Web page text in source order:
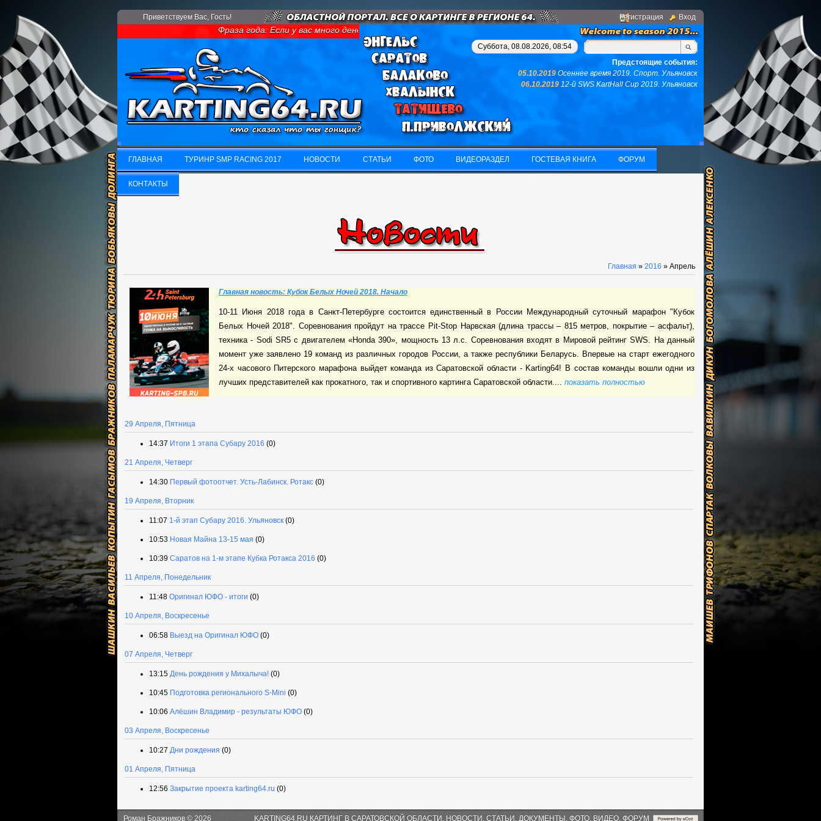
Приветствуем Вас, Гость! Регистрация Вход
Фраза года: Если у вас много денег и свободного времени - займитесь картингом, у вас не останется ни того ни другого...(с)интернет.
Суббота, 08.08.2026, 08:54
Предстоящие события:
05.10.2019 Осеннее время 2019. Спорт. Ульяновск
06.10.2019 12-й SWS KartHall Cup 2019. Ульяновск
ГЛАВНАЯ
ГЛАВНАЯ
ТУРИНР SMP RACING 2017 НОВОСТИ СТАТЬИ ФОТО ВИДЕОРАЗДЕЛ ГОСТЕВАЯ КНИГА ФОРУМ
КОНТАКТЫ
Главная » 2016 » Апрель
Главная новость: Кубок Белых Ночей 2018. Начало
10-11 Июня 2018 года в Санкт-Петербурге состоится единственный в России Международный суточный марафон "Кубок
Белых Ночей 2018". Соревнования пройдут на трассе Pit-Stop Нарвская (длина трассы – 815 метров, покрытие – асфальт),
техника - Sodi SR5 с двигателем «Honda 390», мощность 13 л.с. Соревнования входят в Мировой рейтинг SWS. На данный
момент уже заявлено 19 команд из различных городов России, а также республики Беларусь. Впервые на старт ежегодного
24-х часового Питерского марафона выйдет команда из Саратовской области - Karting64! В состав команды вошли одни из
лучших представителей как прокатного, так и спортивного картинга Саратовской области.... показать полностью
29 Апреля, Пятница
14:37 Итоги 1 этапа Субару 2016 (0)
21 Апреля, Четверг
14:30 Первый фотоотчет. Усть-Лабинск. Ротакс (0)
19 Апреля, Вторник
11:07 1-й этап Субару 2016. Ульяновск (0)
10:53 Новая Майна 13-15 мая (0)
10:39 Саратов на 1-м этапе Кубка Ротакса 2016 (0)
11 Апреля, Понедельник
11:48 Оригинал ЮФО - итоги (0)
10 Апреля, Воскресенье
06:58 Выезд на Оригинал ЮФО (0)
07 Апреля, Четверг
13:15 День рождения у Михалыча! (0)
10:45 Подготовка регионального S-Mini (0)
10:06 Алёшин Владимир - результаты ЮФО (0)
03 Апреля, Воскресенье
10:27 Дни рождения (0)
01 Апреля, Пятница
12:56 Закрытие проекта karting64.ru (0)
Роман Бражников © 2026 KARTING64.RU КАРТИНГ В САРАТОВСКОЙ ОБЛАСТИ. НОВОСТИ, СТАТЬИ, ДОКУМЕНТЫ, ФОТО, ВИДЕО, ФОРУМ